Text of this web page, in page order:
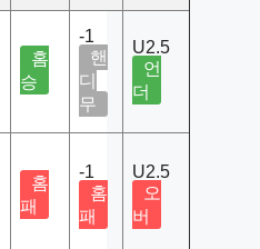
홈
승
-1
핸
디
무
U2.5
언
더
홈
패
-1
홈
패
U2.5
오
버